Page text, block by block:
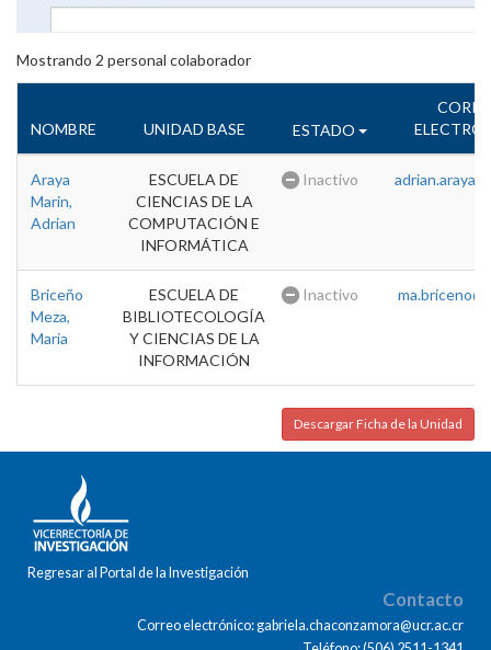
Mostrando 2 personal colaborador
NOMBRE UNIDAD BASE ESTADO
Araya
Marin,
Adrian
ESCUELA DE
CIENCIAS DE LA
COMPUTACIÓN E
INFORMÁTICA
Inactivo
Briceño
Meza,
Maria
ESCUELA DE
BIBLIOTECOLOGÍA
Y CIENCIAS DE LA
INFORMACIÓN
Inactivo
Descargar Ficha de la Unidad
Regresar al Portal de la Investigación
Contacto
Correo electrónico: gabriela.chaconzamora@ucr.ac.cr